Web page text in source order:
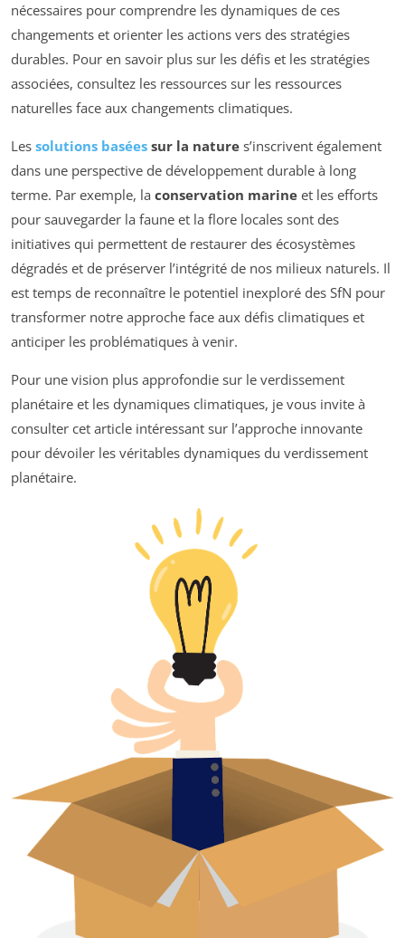
nécessaires pour comprendre les dynamiques de ces
changements et orienter les actions vers des stratégies
durables. Pour en savoir plus sur les défis et les stratégies
associées, consultez les ressources sur les ressources
naturelles face aux changements climatiques.
Les solutions basées sur la nature s’inscrivent également
dans une perspective de développement durable à long
terme. Par exemple, la conservation marine et les efforts
pour sauvegarder la faune et la flore locales sont des
initiatives qui permettent de restaurer des écosystèmes
dégradés et de préserver l’intégrité de nos milieux naturels. Il
est temps de reconnaître le potentiel inexploré des SfN pour
transformer notre approche face aux défis climatiques et
anticiper les problématiques à venir.
Pour une vision plus approfondie sur le verdissement
planétaire et les dynamiques climatiques, je vous invite à
consulter cet article intéressant sur l’approche innovante
pour dévoiler les véritables dynamiques du verdissement
planétaire.